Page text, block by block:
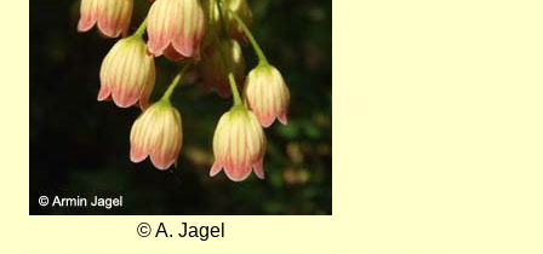
© A. Jagel